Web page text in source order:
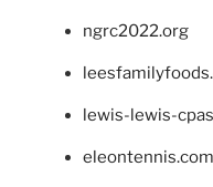
ngrc2022.org
lewis-lewis-
eleontennis.com